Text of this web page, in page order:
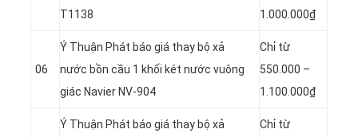
T1138
1.000.000₫
06
Ý Thuận Phát báo giá thay bộ xả
nước bồn cầu 1 khối két nước vuông
giác Navier NV-904
Chỉ từ
550.000 –
1.100.000₫
Ý Thuận Phát báo giá thay bộ xả
Chỉ từ